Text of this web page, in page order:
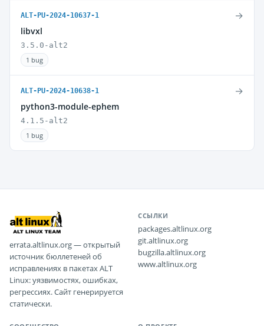
ALT-PU-2024-10637-1
libvxl
3.5.0-alt2
1 bug
→
ALT-PU-2024-10638-1
python3-module-ephem
4.1.5-alt2
1 bug
→
errata.altlinux.org — открытый
источник бюллетеней об
исправлениях в пакетах ALT
Linux: уязвимостях, ошибках,
регрессиях. Сайт генерируется
статически.
ССЫЛКИ
packages.altlinux.org
git.altlinux.org
bugzilla.altlinux.org
www.altlinux.org